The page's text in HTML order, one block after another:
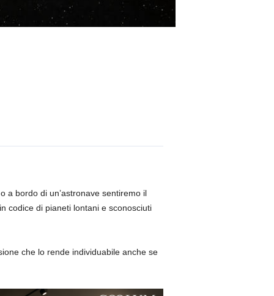
a bordo di un’astronave sentiremo il
codice di pianeti lontani e sconosciuti
che lo rende individuabile anche se